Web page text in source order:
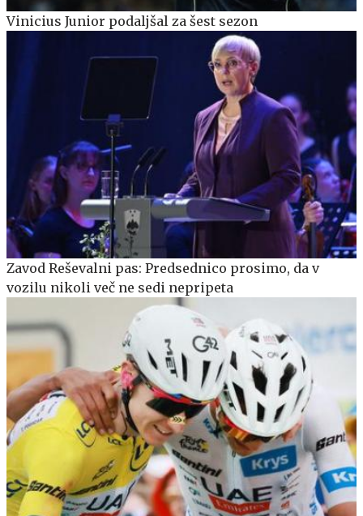
Vinicius Junior podaljšal za šest sezon
Zavod Reševalni pas: Predsednico prosimo, da v
vozilu nikoli več ne sedi nepripeta